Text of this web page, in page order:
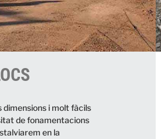
dimensions i molt fàcils
de fonamentacions
en la